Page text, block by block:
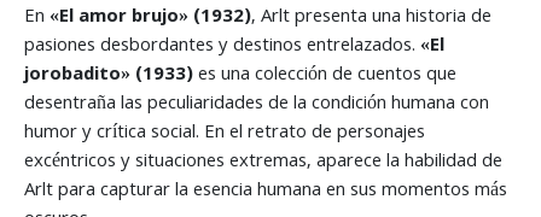
En «El amor brujo» (1932), Arlt presenta una historia de
pasiones desbordantes y destinos entrelazados. «El
jorobadito» (1933)es una colección de cuentos que
desentraña las peculiaridades de la condición humana con
humor y crítica social. En el retrato de personajes
excéntricos y situaciones extremas, aparece la habilidad de
Arlt para capturar la esencia humana en sus momentos más